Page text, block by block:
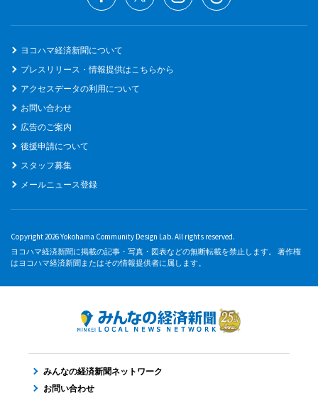
ヨコハマ経済新聞について
プレスリリース・情報提供はこちらから
アクセスデータの利用について
お問い合わせ
広告のご案内
後援申請について
スタッフ募集
メールニュース登録
Copyright 2026 Yokohama Community Design Lab. All rights reserved.
ヨコハマ経済新聞に掲載の記事・写真・図表などの無断転載を禁止します。 著作権
はヨコハマ経済新聞またはその情報提供者に属します。
みんなの経済新聞ネットワーク
お問い合わせ